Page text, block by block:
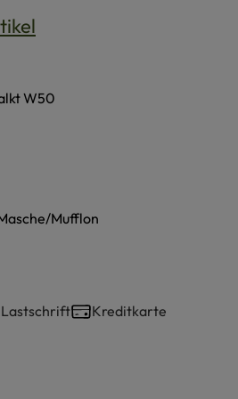
W50
Mufflon
Lastschrift Kreditkarte